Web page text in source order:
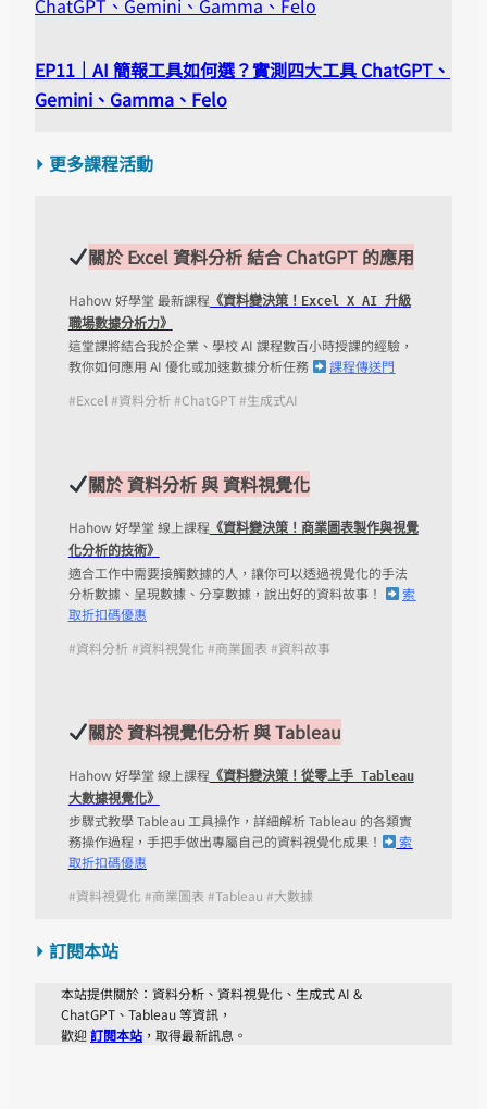
EP11｜AI 簡報工具如何選？實測四大工具 ChatGPT、
Gemini、Gamma、Felo
⏵ 更多課程活動
關於 Excel 資料分析 結合 ChatGPT 的應用
Hahow 好學堂 最新課程 《資料變決策！Excel X AI 升級
職場數據分析力》
這堂課將結合我於企業、學校 AI 課程數百小時授課的經驗，
教你如何應用 AI 優化或加速數據分析任務
課程傳送門
#Excel #資料分析 #ChatGPT #生成式AI
關於 資料分析 與 資料視覺化
Hahow 好學堂 線上課程 《資料變決策！商業圖表製作與視覺
化分析的技術》
適合工作中需要接觸數據的人，讓你可以透過視覺化的手法
分析數據、呈現數據、分享數據，說出好的資料故事！
索
取折扣碼優惠
#資料分析 #資料視覺化 #商業圖表 #資料故事
關於 資料視覺化分析 與 Tableau
Hahow 好學堂 線上課程 《資料變決策！從零上手 Tableau
大數據視覺化》
步驟式教學 Tableau 工具操作，詳細解析 Tableau 的各類實
務操作過程，手把手做出專屬自己的資料視覺化成果！
索
取折扣碼優惠
#資料視覺化 #商業圖表 #Tableau #大數據
⏵ 訂閱本站
本站提供關於：資料分析、資料視覺化、生成式 AI &
ChatGPT、Tableau 等資訊，
歡迎 訂閱本站 ，取得最新訊息。